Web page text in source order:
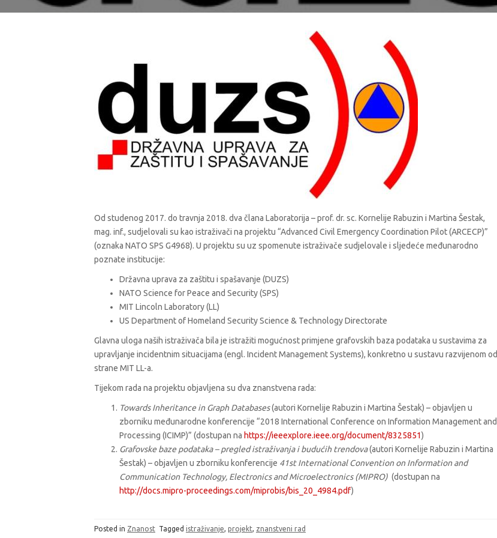
Od studenog 2017. do travnja 2018. dva člana Laboratorija – prof. dr. sc. Kornelije Rabuzin i Martina Šestak,
mag. inf., sudjelovali su kao istraživači na projektu “Advanced Civil Emergency Coordination Pilot (ARCECP)”
(oznaka NATO SPS G4968). U projektu su uz spomenute istraživače sudjelovale i sljedeće međunarodno
poznate institucije:
Državna uprava za zaštitu i spašavanje (DUZS)
NATO Science for Peace and Security (SPS)
MIT Lincoln Laboratory (LL)
US Department of Homeland Security Science & Technology Directorate
Glavna uloga naših istraživača bila je istražiti mogućnost primjene grafovskih baza podataka u sustavima za
upravljanje incidentnim situacijama (engl. Incident Management Systems), konkretno u sustavu razvijenom od
strane MIT LL-a.
Tijekom rada na projektu objavljena su dva znanstvena rada:
Towards Inheritance in Graph Databases(autori Kornelije Rabuzin i Martina Šestak) – objavljen u
zborniku međunarodne konferencije “2018 International Conference on Information Management and
Processing (ICIMP)” (dostupan na https://ieeexplore.ieee.org/document/8325851)
Grafovske baze podataka – pregled istraživanja i budućih trendova(autori Kornelije Rabuzin i Martina
Šestak) – objavljen u zborniku konferencije 41st International Convention on Information and
Communication Technology, Electronics and Microelectronics (MIPRO) (dostupan na
http://docs.mipro-proceedings.com/miprobis/bis_20_4984.pdf)
Posted in Znanost Tagged istraživanje, projekt, znanstveni rad